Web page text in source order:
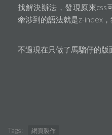
找解決辦法，發現原來css
牽涉到的語法就是z-index
不過現在只做了馬騮仔的版
Tags: 網頁製作